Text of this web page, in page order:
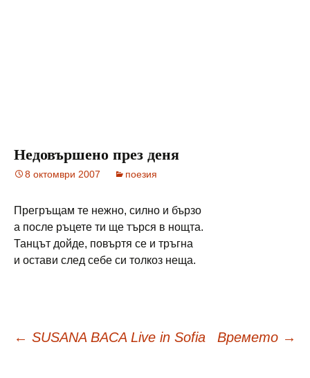
Недовършено през деня
8 октомври 2007 поезия
Прегръщам те нежно, силно и бързо
а после ръцете ти ще търся в нощта.
Танцът дойде, повъртя се и тръгна
и остави след себе си толкоз неща.
Навигация
← SUSANA BACA Live in Sofia Времето →